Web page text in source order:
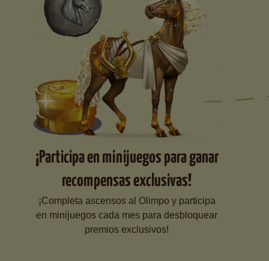
¡Participa en minijuegos para ganar
recompensas exclusivas!
¡Completa ascensos al Olimpo y participa
en minijuegos cada mes para desbloquear
premios exclusivos!